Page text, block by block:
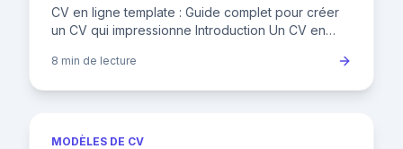
CV en ligne template : Guide complet pour créer
un CV qui impressionne Introduction Un CV en
démarquer sur le marc
8 min de lecture
MODÈLES DE CV